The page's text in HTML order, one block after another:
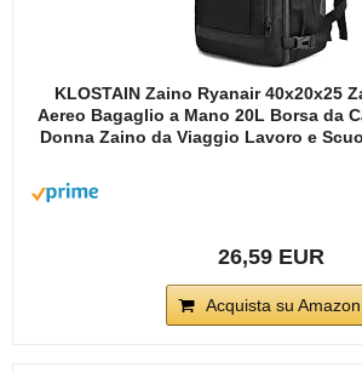
KLOSTAIN Zaino Ryanair 40x20x25
Aereo Bagaglio a Mano 20L Borsa da
Donna Zaino da Viaggio Lavoro e
26,59 EUR
Acquista su Amazon